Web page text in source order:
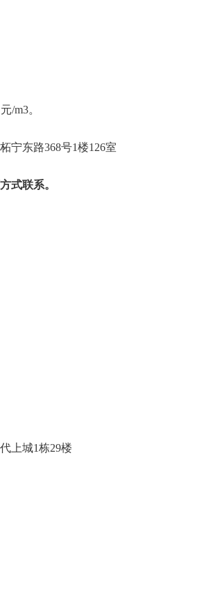
/m3。
宁东路368号1楼126室
式联系。
号
理有限公司
89号龙湖时代上城1栋29楼
58066836